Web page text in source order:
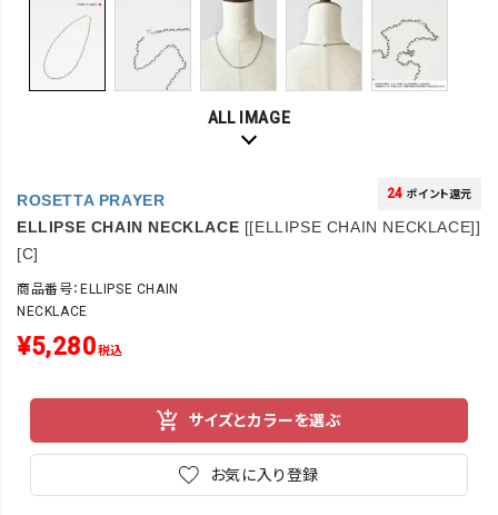
ALL IMAGE
ROSETTA PRAYER
ELLIPSE CHAIN NECKLACE [[ELLIPSE CHAIN NECKLACE]]
[C]
24 ポイント還元
商品番号：ELLIPSE CHAIN
NECKLACE
¥5,280税込
サイズとカラーを選ぶ
お気に入り登録